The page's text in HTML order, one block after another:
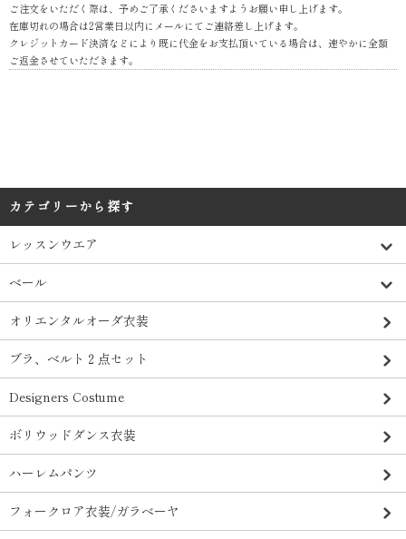
ご注文をいただく際は、予めご了承くださいますようお願い申し上げます。
在庫切れの場合は2営業日以内にメールにてご連絡差し上げます。
クレジットカード決済などにより既に代金をお支払頂いている場合は、速やかに全額
ご返金させていただきます。
カテゴリーから探す
レッスンウエア
ベール
オリエンタルオーダ衣装
ブラ、ベルト２点セット
Designers Costume
ボリウッドダンス衣装
ハーレムパンツ
フォークロア衣装/ガラベーヤ